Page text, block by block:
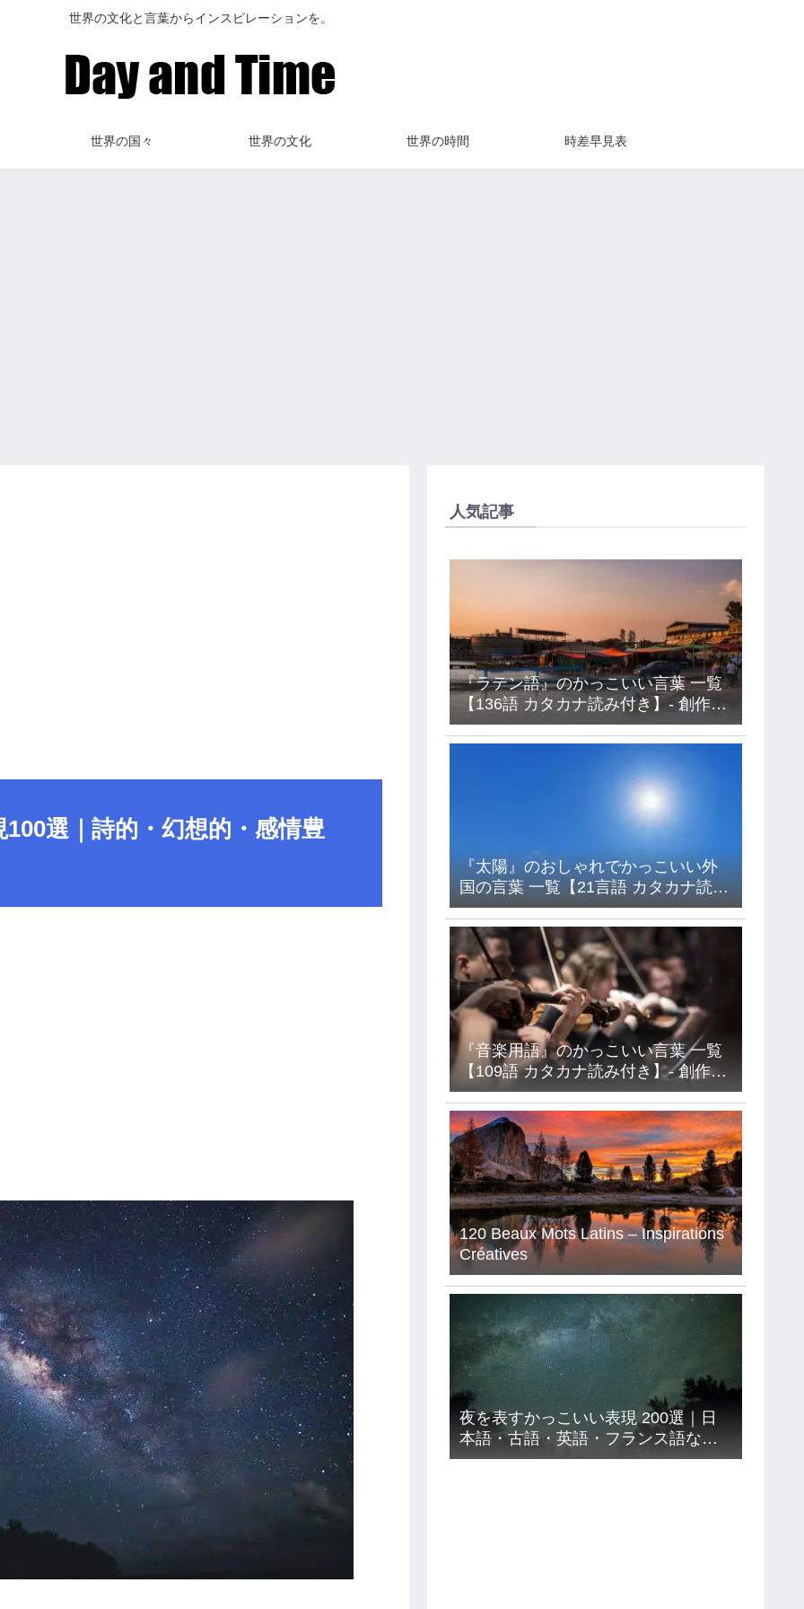
世界の文化と言葉からインスピレーションを。
世界の国々 世界の文化 世界の時間 時差早見表
選｜詩的・幻想的・感情豊
人気記事
『ラテン語』のかっこいい言葉 一覧
【136語 カタカナ読み付き】- 創作・
キャラ名などに使えるアイデア集
『太陽』のおしゃれでかっこいい外
国の言葉 一覧【21言語 カタカナ読み
付き】- フランス語・イタリア語・ド
イツ語・ラテン語など
『音楽用語』のかっこいい言葉 一覧
【109語 カタカナ読み付き】- 創作・
キャラ名などに使えるアイデア集
120 Beaux Mots Latins – Inspirations
Créatives
夜を表すかっこいい表現 200選｜日
本語・古語・英語・フランス語など
９カ国語【意味読み方付き】